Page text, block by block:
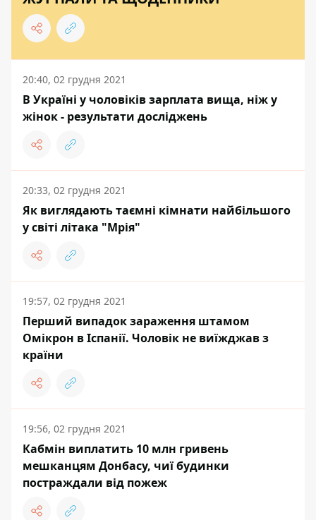
20:40, 02 грудня 2021
В Україні у чоловіків зарплата вища, ніж у
жінок - результати досліджень
20:33, 02 грудня 2021
Як виглядають таємні кімнати найбільшого
у світі літака "Мрія"
19:57, 02 грудня 2021
Перший випадок зараження штамом
Омікрон в Іспанії. Чоловік не виїжджав з
країни
19:56, 02 грудня 2021
Кабмін виплатить 10 млн гривень
мешканцям Донбасу, чиї будинки
постраждали від пожеж